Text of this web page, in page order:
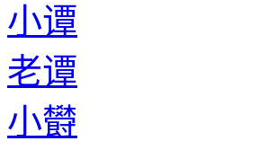
小谭
老谭
小欎